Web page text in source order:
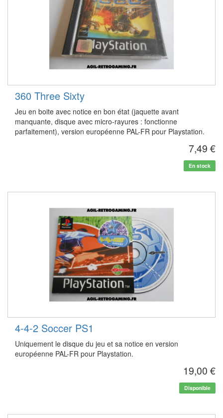
360 Three Sixty
Jeu en boite avec notice en bon état (jaquette avant
manquante, disque avec micro-rayures : fonctionne
parfaitement), version européenne PAL-FR pour Playstation.
7,49 €
En stock
4-4-2 Soccer PS1
Uniquement le disque du jeu et sa notice en version
européenne PAL-FR pour Playstation.
19,00 €
Disponible